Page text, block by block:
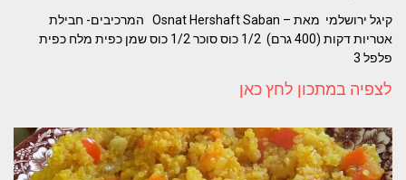
קיגל ירושלמי מאת – Osnat Hershaft Saban המרכיבים- חבילת
אטריות דקות (400 גרם) 1/2 כוס סוכר 1/2 כוס שמן כפית מלח כפית
פלפל 3
לצפיה במתכון לחץ כאן